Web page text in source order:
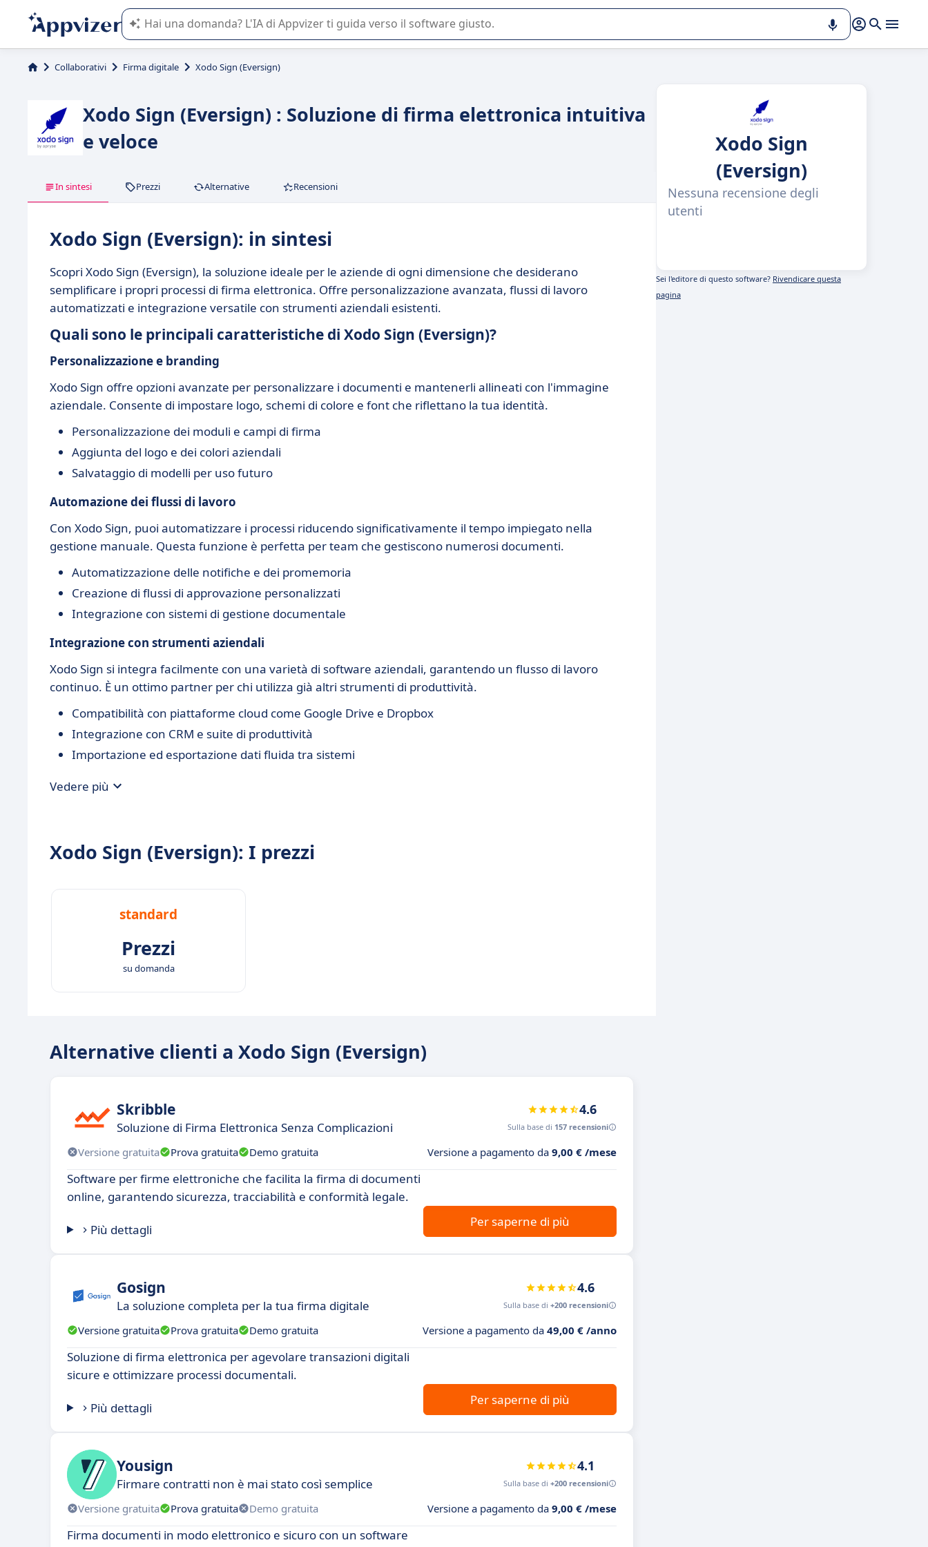
L'IA di Appvizer vi guida nell'utilizzo o nella scelta di un software SaaS per la vostra azienda.
Collaborativi Firma digitale Xodo Sign (Eversign)
Xodo Sign (Eversign) : Soluzione di firma elettronica intuitiva
e veloce
In sintesi Prezzi Alternative Recensioni
Xodo Sign (Eversign): in sintesi
Scopri Xodo Sign (Eversign), la soluzione ideale per le aziende di ogni dimensione che desiderano
semplificare i propri processi di firma elettronica. Offre personalizzazione avanzata, flussi di lavoro
automatizzati e integrazione versatile con strumenti aziendali esistenti.
Quali sono le principali caratteristiche di Xodo Sign (Eversign)?
Personalizzazione e branding
Xodo Sign offre opzioni avanzate per personalizzare i documenti e mantenerli allineati con l'immagine
aziendale. Consente di impostare logo, schemi di colore e font che riflettano la tua identità.
Personalizzazione dei moduli e campi di firma
Aggiunta del logo e dei colori aziendali
Salvataggio di modelli per uso futuro
Automazione dei flussi di lavoro
Con Xodo Sign, puoi automatizzare i processi riducendo significativamente il tempo impiegato nella
gestione manuale. Questa funzione è perfetta per team che gestiscono numerosi documenti.
Automatizzazione delle notifiche e dei promemoria
Creazione di flussi di approvazione personalizzati
Integrazione con sistemi di gestione documentale
Integrazione con strumenti aziendali
Xodo Sign si integra facilmente con una varietà di software aziendali, garantendo un flusso di lavoro
continuo. È un ottimo partner per chi utilizza già altri strumenti di produttività.
Compatibilità con piattaforme cloud come Google Drive e Dropbox
Integrazione con CRM e suite di produttività
Importazione ed esportazione dati fluida tra sistemi
Vedere più
Xodo Sign (Eversign): I prezzi
standard
Prezzi
su domanda
Alternative clienti a Xodo Sign (Eversign)
Skribble
Soluzione di Firma Elettronica Senza Complicazioni
4.6
Sulla base di 157 recensioni
Versione gratuita Prova gratuita Demo gratuita Versione a pagamento da 9,00 € /mese
Software per firme elettroniche che facilita la firma di documenti
online, garantendo sicurezza, tracciabilità e conformità legale.
Più dettagli
Per saperne di più
Gosign
La soluzione completa per la tua firma digitale
4.6
Sulla base di +200 recensioni
Versione gratuita Prova gratuita Demo gratuita Versione a pagamento da 49,00 € /anno
Soluzione di firma elettronica per agevolare transazioni digitali
sicure e ottimizzare processi documentali.
Più dettagli
Per saperne di più
Yousign
Firmare contratti non è mai stato così semplice
4.1
Sulla base di +200 recensioni
Versione gratuita Prova gratuita Demo gratuita Versione a pagamento da 9,00 € /mese
Firma documenti in modo elettronico e sicuro con un software
Xodo Sign
(Eversign)
Nessuna recensione degli
utenti
Sei l'editore di questo software? Rivendicare questa
pagina